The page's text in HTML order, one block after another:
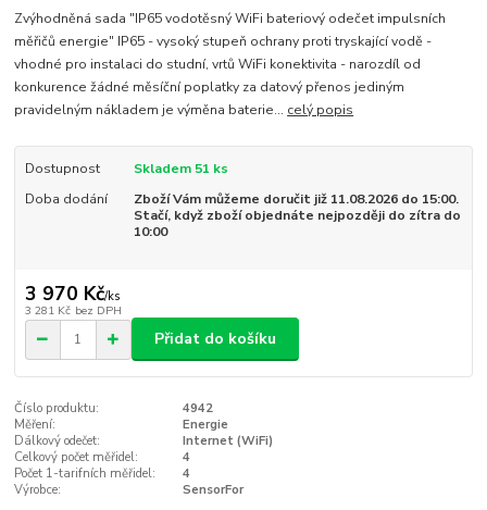
Zvýhodněná sada "IP65 vodotěsný WiFi bateriový odečet impulsních
měřičů energie" IP65 - vysoký stupeň ochrany proti tryskající vodě -
vhodné pro instalaci do studní, vrtů WiFi konektivita - narozdíl od
konkurence žádné měsíční poplatky za datový přenos jediným
pravidelným nákladem je výměna baterie... celý popis
Dostupnost
Skladem 51 ks
Doba dodání
Zboží Vám můžeme doručit již 11.08.2026 do 15:00.
Stačí, když zboží objednáte nejpozději do zítra do
10:00
3 970 Kč/ks
3 281 Kč bez DPH
Přidat do košíku
Číslo produktu:
4942
Měření:
Energie
Dálkový odečet:
Internet (WiFi)
Celkový počet měřidel:
4
Počet 1-tarifních měřidel:
4
Výrobce:
SensorFor